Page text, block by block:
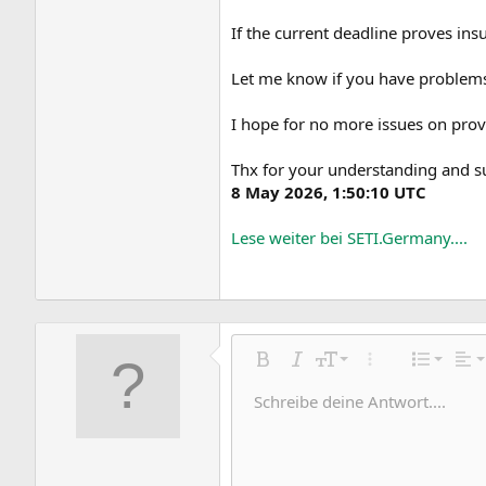
If the current deadline proves
Let me know if you have
I hope for no more issues on
Thx for your understanding and
8 May 2026, 1:50:10 UTC
Lese weiter bei SETI.Germany....
Fett KursivSchriftgröße
10
WeitereListeNormal
Textfarbe
Schriftfamilie
Arial
Durchgestrichen
Unterstrichen
Inline-Code
Inline-
SmileysMedienZitatTabelle einfügen
InsertSpoiler
Wiederholen
Formatierung entfernen
BBCode umschalten
EntwürfeEntwurf
Schreibe deine Antwort....